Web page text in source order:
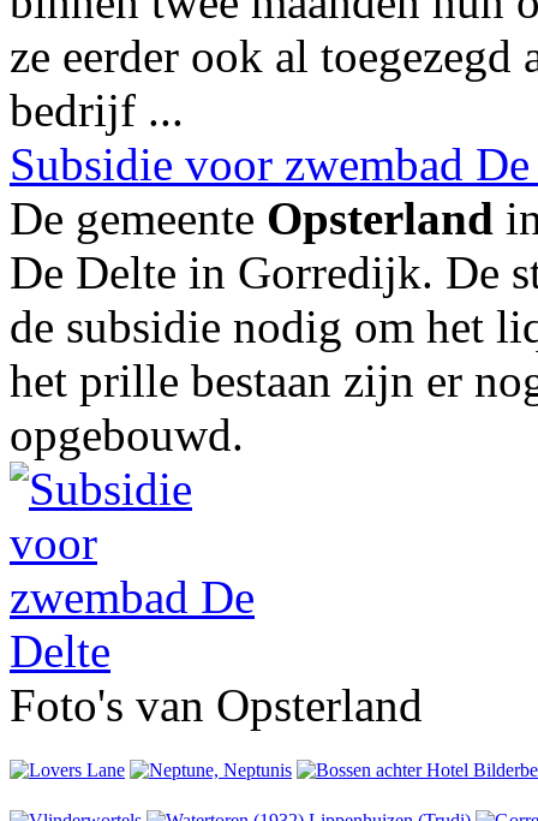
ze eerder ook al toegezegd
bedrijf ...
Subsidie voor zwembad
De gemeente Opsterland
De Delte in Gorredijk. De
de subsidie nodig om het
het prille bestaan zijn er
opgebouwd.
Foto's van Opsterland